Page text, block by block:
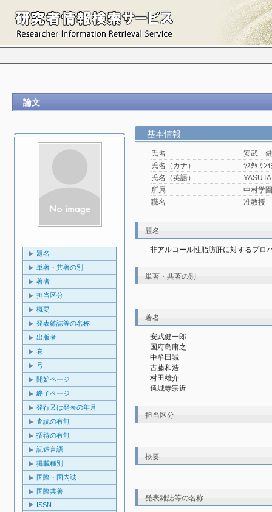
論文
題名
単著・共著の別
著者
担当区分
概要
発表雑誌等の名称
出版者
巻
号
開始ページ
終了ページ
発行又は発表の年月
査読の有無
招待の有無
記述言語
掲載種別
国際・国内誌
国際共著
ISSN
基本情報
氏名
安武
氏名（カナ）
ﾔｽﾀｹ ｹﾝ
氏名（英語）
所属
中村学
職名
准教授
題名
非アルコール性脂肪肝に対するプロ
単著・共著の別
著者
安武健一郎
国府島庸之
中牟田誠
古藤和浩
村田雄介
遠城寺宗近
担当区分
概要
発表雑誌等の名称